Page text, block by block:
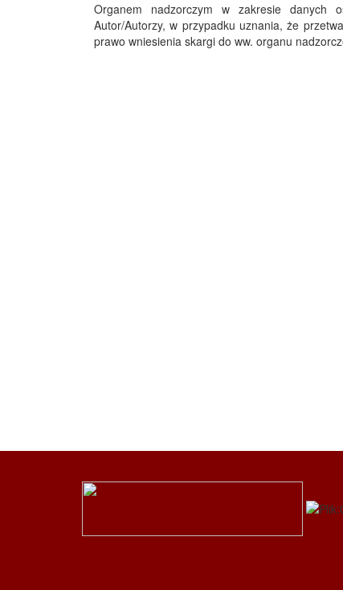
Organem nadzorczym w zakresie danych
Autor/Autorzy, w przypadku uznania, że
prawo wniesienia skargi do ww. organu